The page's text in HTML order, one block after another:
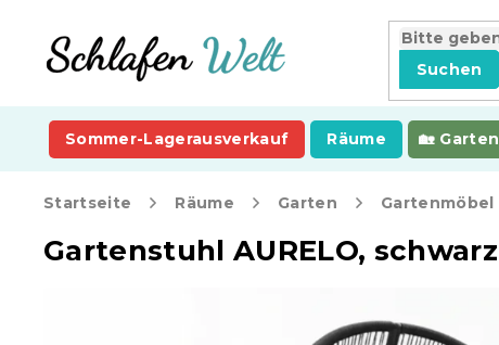
springen
Suchen
Sommer-Lagerausverkauf Räume Garten
Startseite Räume Garten Gartenmöbel
Gartenstuhl AURELO, schwarz